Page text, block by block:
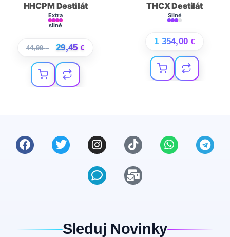
HHCPM Destilát
Extra
silné
44,99€ 29,45 €
THCX Destilát
Silné
1 354,00 €
Sleduj Novinky